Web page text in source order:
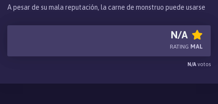
A pesar de su mala reputación, la carne de monstruo puede usarse
opinión del reino al respecto. Desafortunadamente, desde su debut
en la sociedad, Melphiera ha estado luchando por encontrar a su
pareja perfecta... ¡hasta que conoce al valiente "Duque Loco de
N/A
RATING MAL
N/A votos